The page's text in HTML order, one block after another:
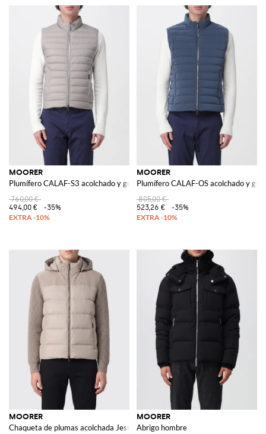
MOORER
Plumífero CALAF-S3 acolchado y guateado
760,00 €
494,00 €
-35%
MOORER
Plumífero CALAF-OS acolchado y
805,00 €
523,26 €
-35%
MOORER
Chaqueta de plumas acolchada Jesse-STP de lana y cachemira con capucha
MOORER
Abrigo hombre